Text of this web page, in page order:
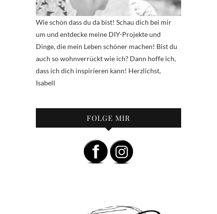
Wie schön dass du da bist! Schau dich bei mir
um und entdecke meine DIY-Projekte und
Dinge, die mein Leben schöner machen! Bist du
auch so wohnverrückt wie ich? Dann hoffe ich,
dass ich dich inspirieren kann! Herzlichst,
Isabell
FOLGE MIR